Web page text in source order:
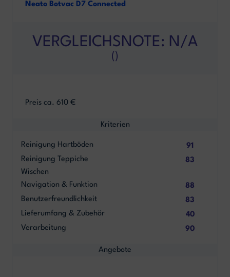
Neato Botvac D7 Connected
VERGLEICHSNOTE: N/A
()
Preis ca. 610 €
Kriterien
Reinigung Hartböden
91
Reinigung Teppiche
83
Wischen
Navigation & Funktion
88
Benutzerfreundlichkeit
83
Lieferumfang & Zubehör
40
Verarbeitung
90
Angebote